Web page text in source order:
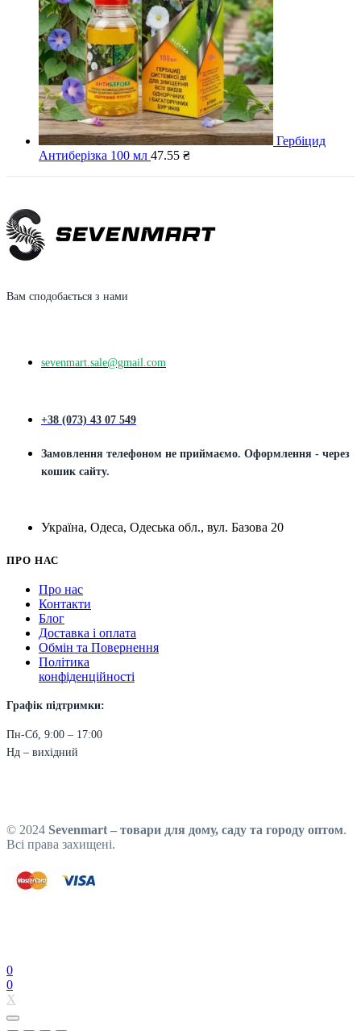
Гербіцид
Антиберізка 100 мл 47.55 ₴
Вам сподобається з нами
sevenmart.sale@gmail.com
+38 (073) 43 07 549
Замовлення телефоном не приймаємо. Оформлення - через
кошик сайту.
Україна, Одеса, Одеська обл., вул. Базова 20
ПРО НАС
Про нас
Контакти
Блог
Доставка і оплата
Обмін та Повернення
Політика
конфіденційності
Графік підтримки:
Пн-Сб, 9:00 – 17:00
Нд – вихідний
© 2024 Sevenmart – товари для дому, саду та городу оптом.
Всі права захищені.
0
0
X